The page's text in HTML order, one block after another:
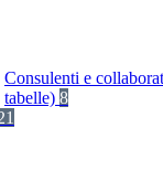
Consulenti e
tabelle) 8